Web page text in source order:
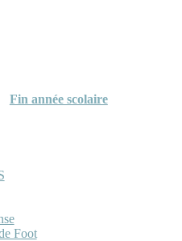
Fin année scolaire
Foot